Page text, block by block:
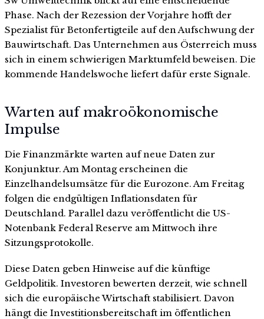
Phase. Nach der Rezession der Vorjahre hofft der
Spezialist für Betonfertigteile auf den Aufschwung der
Bauwirtschaft. Das Unternehmen aus Österreich muss
sich in einem schwierigen Marktumfeld beweisen. Die
kommende Handelswoche liefert dafür erste Signale.
Warten auf makroökonomische
Impulse
Die Finanzmärkte warten auf neue Daten zur
Konjunktur. Am Montag erscheinen die
Einzelhandelsumsätze für die Eurozone. Am Freitag
folgen die endgültigen Inflationsdaten für
Deutschland. Parallel dazu veröffentlicht die US-
Notenbank Federal Reserve am Mittwoch ihre
Sitzungsprotokolle.
Diese Daten geben Hinweise auf die künftige
Geldpolitik. Investoren bewerten derzeit, wie schnell
sich die europäische Wirtschaft stabilisiert. Davon
hängt die Investitionsbereitschaft im öffentlichen